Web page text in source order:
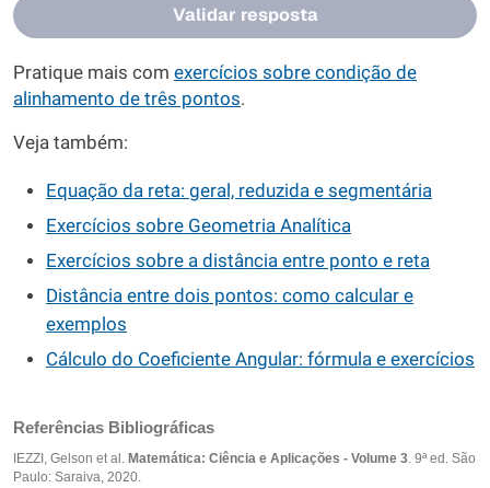
Validar resposta
Pratique mais com exercícios sobre condição de
alinhamento de três pontos.
Veja também:
Equação da reta: geral, reduzida e segmentária
Exercícios sobre Geometria Analítica
Exercícios sobre a distância entre ponto e reta
Distância entre dois pontos: como calcular e
exemplos
Cálculo do Coeficiente Angular: fórmula e exercícios
Referências Bibliográficas
IEZZI, Gelson et al. Matemática: Ciência e Aplicações - Volume 3. 9ª ed. São
Paulo: Saraiva, 2020.